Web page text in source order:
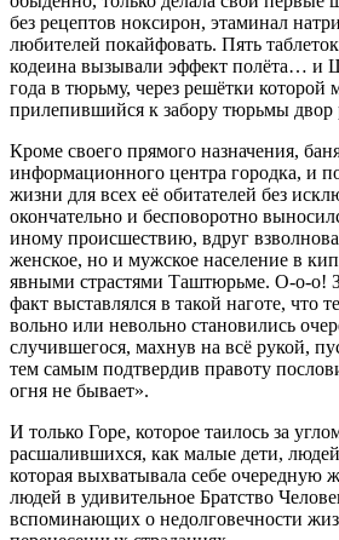
без рецептов ноксирон, этаминал
любителей покайфовать. Пять
кодеина вызывали эффект полёта… и
года в тюрьму, через решётки которой
прилепившийся к забору тюрьмы двор
Кроме своего прямого назначения,
информационного центра городка, и
жизни для всех её обитателей без
окончательно и бесповоротно
иному происшествию, вдруг
женское, но и мужское население в
явными страстями Таштюрьме. О-о-о!
факт выставлялся в такой наготе, что
вольно или невольно становились
случившегося, махнув на всё рукой,
тем самым подтвердив правоту
огня не бывает».
И только Горе, которое таилось за
расшалившихся, как малые дети,
которая выхватывала себе очередную
людей в удивительное Братство
вспоминающих о недолговечности